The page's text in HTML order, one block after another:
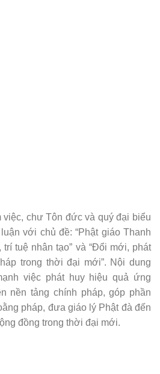
chư Tôn đức và quý đại biểu
với chủ đề: “Phật giáo Thanh
tuệ nhân tạo” và “Đổi mới, phát
trong thời đại mới”. Nội dung
việc phát huy hiệu quả ứng
nền tảng chính pháp, góp phần
pháp, đưa giáo lý Phật đà đến
đồng trong thời đại mới.